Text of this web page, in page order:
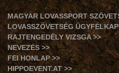
MAGYAR LOVASSPORT
LOVASSZÖVETSÉG
RAJTENGEDÉLY VIZSGA >>
NEVEZÉS >>
FEI HONLAP >>
HIPPOEVENT.AT >>